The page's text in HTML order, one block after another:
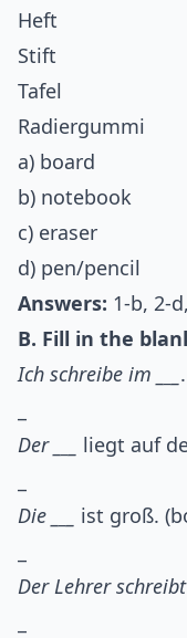
Heft
Stift
Tafel
Radiergummi
a) board
b) notebook
c) eraser
d) pen/pencil
Answers: 1-b, 2-
B. Fill in the
Ich schreibe im _
Der _
liegt auf
Die _
ist groß.
Der Lehrer schreibt